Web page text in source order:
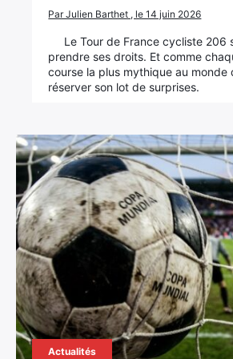
Par Julien Barthet , le 14 juin 2026
Le Tour de France cycliste 206
prendre ses droits. Et comme
course la plus mythique au monde
réserver son lot de surprises.
Actualités